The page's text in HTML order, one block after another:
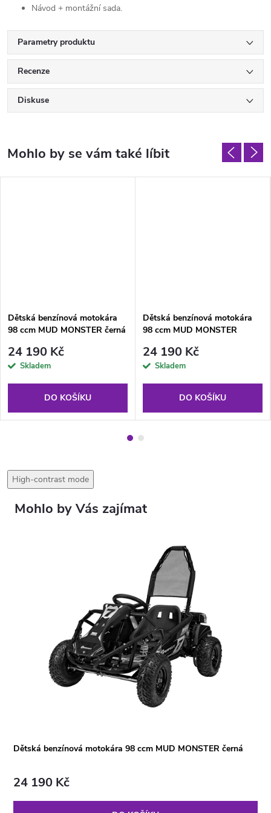
Návod + montážní sada.
Parametry produktu
Recenze
Diskuse
Dětská benzínová motokára
98 ccm MUD MONSTER černá
24 190 Kč
Skladem
DO KOŠÍKU
Dětská benzínová motokára
98 ccm MUD MONSTER
24 190 Kč
Skladem
DO KOŠÍKU
High-contrast mode
Dětská benzínová motokára 98 ccm MUD MONSTER černá
24 190 Kč